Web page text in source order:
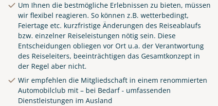
Um Ihnen die bestmögliche Erlebnissen zu bieten, müssen
wir flexibel reagieren. So können z.B. wetterbedingt,
Feiertage etc. kurzfristige Änderungen des Reiseablaufs
bzw. einzelner Reiseleistungen nötig sein. Diese
Entscheidungen obliegen vor Ort u.a. der Verantwortung
des Reiseleiters, beeinträchtigen das Gesamtkonzept in
der Regel aber nicht.
Wir empfehlen die Mitgliedschaft in einem renommierten
Automobilclub mit – bei Bedarf - umfassenden
Dienstleistungen im Ausland